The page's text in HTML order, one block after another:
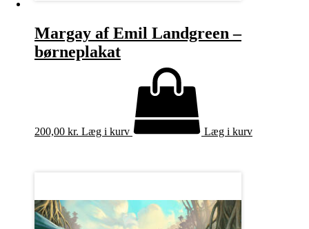
Margay af Emil Landgreen –
børneplakat
200,00 kr. Læg i kurv Læg i kurv